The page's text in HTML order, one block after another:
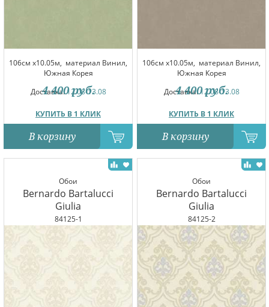
106см x10.05м, материал Винил,
Южная Корея
Доставка:12.08-13.08
КУПИТЬ В 1 КЛИК
4 400 руб.
В корзину
106см x10.05м, материал Винил,
Южная Корея
Доставка:12.08-13.08
КУПИТЬ В 1 КЛИК
4 400 руб.
В корзину
Обои
Bernardo Bartalucci
Giulia
84125-1
Обои
Bernardo Bartalucci
Giulia
84125-2